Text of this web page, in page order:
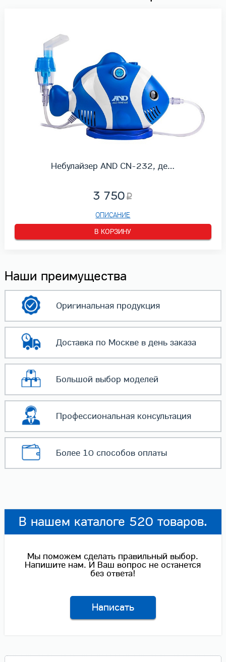
Небулайзер AND CN-232, де…
3 750
ОПИСАНИЕ
В КОРЗИНУ
Наши преимущества
Оригинальнаяпродукция
Доставка по Москвев день заказа
Большой выбор моделей
Профессиональнаяконсультация
Более 10 способовоплаты
В нашем каталоге 520 товаров.
Мы поможем сделать правильный выбор.
Напишите нам. И Ваш вопрос не останется
без ответа!
Написать